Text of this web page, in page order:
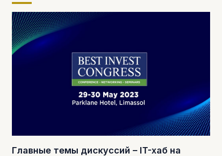
Главные темы дискуссий – IT-хаб на